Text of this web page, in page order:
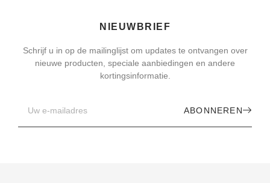
NIEUWBRIEF
Schrijf u in op de mailinglijst om updates te ontvangen over
nieuwe producten, speciale aanbiedingen en andere
kortingsinformatie.
ABONNEREN